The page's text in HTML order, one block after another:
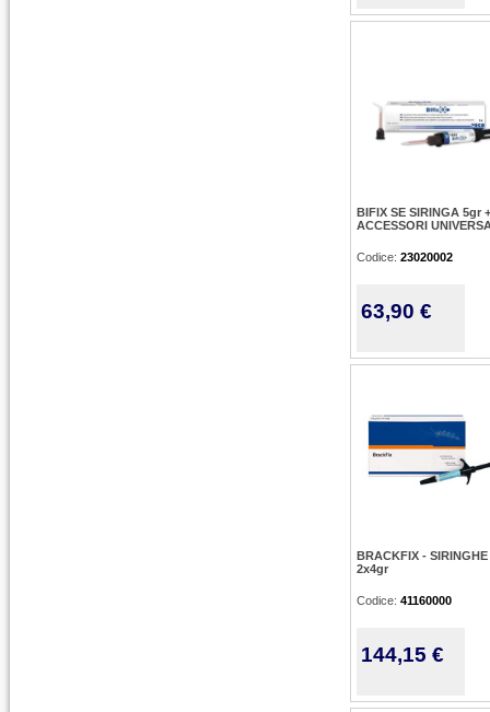
BIFIX SE SIRINGA 5gr +
ACCESSORI
Codice: 23020002
63,90 €
BRACKFIX - SIRINGHE
2x4gr
Codice: 41160000
144,15 €